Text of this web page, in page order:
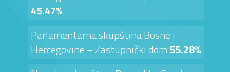
45.47%
Parlamentarna skupština Bosne i
Hercegovine – Zastupnički dom55.28%